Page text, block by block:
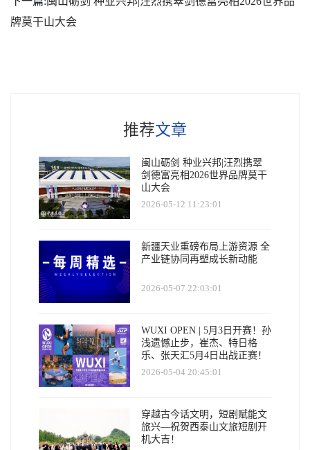
牌莫干山大会
推荐文章
闽山砺剑 种业兴邦|汪烈携翠
剑德富亮相2026世界品牌莫干
山大会
2026-05-12 11:23:01
新疆天业重磅布局上游资源 全
产业链协同再塑成长新动能
2026-05-07 22:03:01
WUXI OPEN | 5月3日开赛！孙
浅遗憾止步，崔杰、特日格
乐、张天汇5月4日出战正赛！
2026-05-04 20:45:01
穿越古今话文明，短剧赋能文
旅兴—祝贺西泰山文旅短剧开
机大吉！